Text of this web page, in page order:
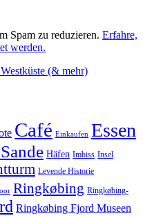
Spam zu reduzieren. Erfahre,
werden.
(& mehr)
Café Einkaufen Essen
Häfen Imbiss Insel
Levende Historie
Ringkøbing Ringkøbing-
Ringkøbing Fjord Museen